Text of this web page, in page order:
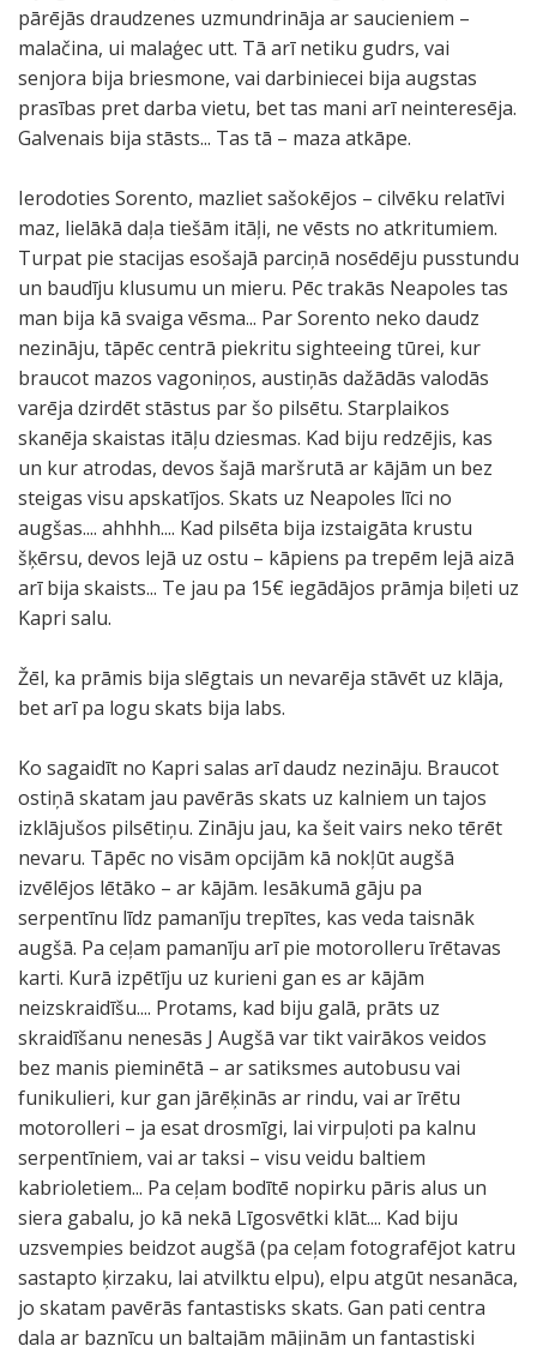
pārējās draudzenes uzmundrināja ar saucieniem –
malačina, ui malaģec utt. Tā arī netiku gudrs, vai
senjora bija briesmone, vai darbiniecei bija augstas
prasības pret darba vietu, bet tas mani arī neinteresēja.
Galvenais bija stāsts... Tas tā – maza atkāpe.
Ierodoties Sorento, mazliet sašokējos – cilvēku relatīvi
maz, lielākā daļa tiešām itāļi, ne vēsts no atkritumiem.
Turpat pie stacijas esošajā parciņā nosēdēju pusstundu
un baudīju klusumu un mieru. Pēc trakās Neapoles tas
man bija kā svaiga vēsma... Par Sorento neko daudz
nezināju, tāpēc centrā piekritu sighteeing tūrei, kur
braucot mazos vagoniņos, austiņās dažādās valodās
varēja dzirdēt stāstus par šo pilsētu. Starplaikos
skanēja skaistas itāļu dziesmas. Kad biju redzējis, kas
un kur atrodas, devos šajā maršrutā ar kājām un bez
steigas visu apskatījos. Skats uz Neapoles līci no
augšas.... ahhhh.... Kad pilsēta bija izstaigāta krustu
šķērsu, devos lejā uz ostu – kāpiens pa trepēm lejā aizā
arī bija skaists... Te jau pa 15€ iegādājos prāmja biļeti uz
Kapri salu.
Žēl, ka prāmis bija slēgtais un nevarēja stāvēt uz klāja,
bet arī pa logu skats bija labs.
Ko sagaidīt no Kapri salas arī daudz nezināju. Braucot
ostiņā skatam jau pavērās skats uz kalniem un tajos
izklājušos pilsētiņu. Zināju jau, ka šeit vairs neko tērēt
nevaru. Tāpēc no visām opcijām kā nokļūt augšā
izvēlējos lētāko – ar kājām. Iesākumā gāju pa
serpentīnu līdz pamanīju trepītes, kas veda taisnāk
augšā. Pa ceļam pamanīju arī pie motorolleru īrētavas
karti. Kurā izpētīju uz kurieni gan es ar kājām
neizskraidīšu.... Protams, kad biju galā, prāts uz
skraidīšanu nenesās J Augšā var tikt vairākos veidos
bez manis pieminētā – ar satiksmes autobusu vai
funikulieri, kur gan jārēķinās ar rindu, vai ar īrētu
motorolleri – ja esat drosmīgi, lai virpuļoti pa kalnu
serpentīniem, vai ar taksi – visu veidu baltiem
kabrioletiem... Pa ceļam bodītē nopirku pāris alus un
siera gabalu, jo kā nekā Līgosvētki klāt.... Kad biju
uzsvempies beidzot augšā (pa ceļam fotografējot katru
sastapto ķirzaku, lai atvilktu elpu), elpu atgūt nesanāca,
jo skatam pavērās fantastisks skats. Gan pati centra
daļa ar baznīcu un baltajām mājiņām un fantastiski